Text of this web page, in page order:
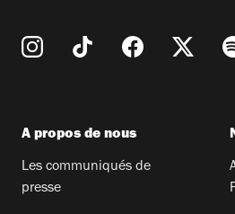
A propos de nous
Les communiqués de
presse